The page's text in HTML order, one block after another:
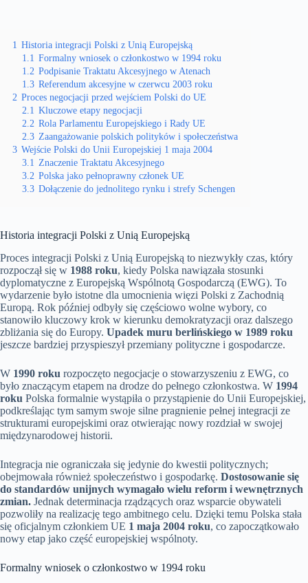
1 Historia integracji Polski z Unią Europejską
1.1 Formalny wniosek o członkostwo w 1994 roku
1.2 Podpisanie Traktatu Akcesyjnego w Atenach
1.3 Referendum akcesyjne w czerwcu 2003 roku
2 Proces negocjacji przed wejściem Polski do UE
2.1 Kluczowe etapy negocjacji
2.2 Rola Parlamentu Europejskiego i Rady UE
2.3 Zaangażowanie polskich polityków i społeczeństwa
3 Wejście Polski do Unii Europejskiej 1 maja 2004
3.1 Znaczenie Traktatu Akcesyjnego
3.2 Polska jako pełnoprawny członek UE
3.3 Dołączenie do jednolitego rynku i strefy Schengen
Historia integracji Polski z Unią Europejską
Proces integracji Polski z Unią Europejską to niezwykły czas, który
rozpoczął się w 1988 roku, kiedy Polska nawiązała stosunki
dyplomatyczne z Europejską Wspólnotą Gospodarczą (EWG). To
wydarzenie było istotne dla umocnienia więzi Polski z Zachodnią
Europą. Rok później odbyły się częściowo wolne wybory, co
stanowiło kluczowy krok w kierunku demokratyzacji oraz dalszego
zbliżania się do Europy. Upadek muru berlińskiego w 1989 roku
jeszcze bardziej przyspieszył przemiany polityczne i gospodarcze.
W 1990 roku rozpoczęto negocjacje o stowarzyszeniu z EWG, co
było znaczącym etapem na drodze do pełnego członkostwa. W 1994
roku Polska formalnie wystąpiła o przystąpienie do Unii Europejskiej,
podkreślając tym samym swoje silne pragnienie pełnej integracji ze
strukturami europejskimi oraz otwierając nowy rozdział w swojej
międzynarodowej historii.
Integracja nie ograniczała się jedynie do kwestii politycznych;
obejmowała również społeczeństwo i gospodarkę. Dostosowanie się
do standardów unijnych wymagało wielu reform i wewnętrznych
zmian. Jednak determinacja rządzących oraz wsparcie obywateli
pozwoliły na realizację tego ambitnego celu. Dzięki temu Polska stała
się oficjalnym członkiem UE 1 maja 2004 roku, co zapoczątkowało
nowy etap jako część europejskiej wspólnoty.
Formalny wniosek o członkostwo w 1994 roku